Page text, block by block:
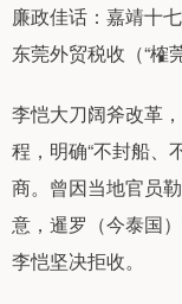
廉政佳话：嘉靖十
东莞外贸税收（“榷
李恺大刀阔斧改革
程，明确“不封船、
商。曾因当地官员
意，暹罗（今泰国
李恺坚决拒收。